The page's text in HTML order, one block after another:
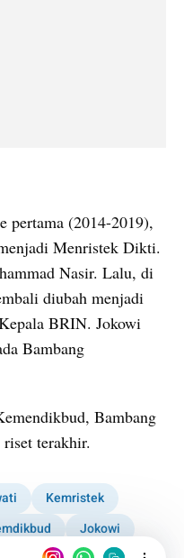
pertama (2014-2019),
Menristek Dikti.
Nasir. Lalu, di
diubah menjadi
BRIN. Jokowi
Bambang
Bambang
terakhir.
Kemristek
Jokowi